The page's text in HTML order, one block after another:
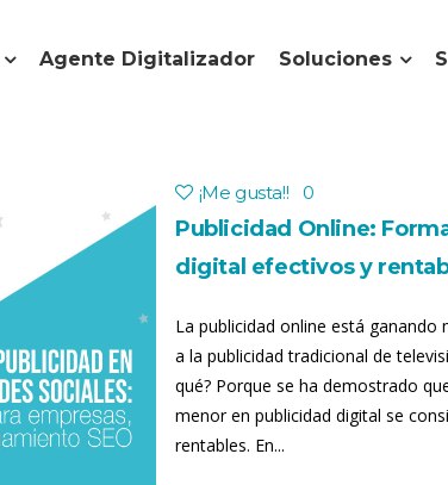
Agente Digitalizador Soluciones
¡Me gusta!! 0
Publicidad Online:
digital efectivos y
La publicidad online está ganando
a la publicidad tradicional de
qué? Porque se ha demostrado
menor en publicidad digital se
rentables. En...